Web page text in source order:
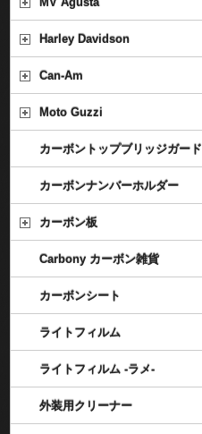
Harley Davidson
Can-Am
Moto Guzzi
カーボントップブリッジガード
カーボンナンバーホルダー
カーボン板
Carbony カーボン雑貨
カーボンシート
ライトフィルム
ライトフィルム -ラメ-
外装用クリーナー